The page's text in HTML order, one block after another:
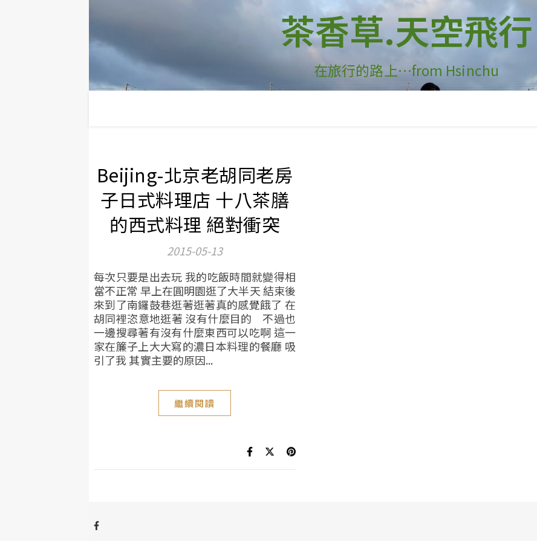
茶香草.天空飛行
在旅行的路上…from Hsinchu
Beijing-北京老胡同老房
子日式料理店 十八茶膳
的西式料理 絕對衝突
2015-05-13
每次只要是出去玩 我的吃飯時間就變得相
當不正常 早上在圓明園逛了大半天 結束後
來到了南鑼鼓巷逛著逛著真的感覺餓了 在
胡同裡恣意地逛著 沒有什麼目的 不過也
一邊搜尋著有沒有什麼東西可以吃啊 這一
家在簾子上大大寫的濃日本料理的餐廳 吸
引了我 其實主要的原因...
繼續閱讀